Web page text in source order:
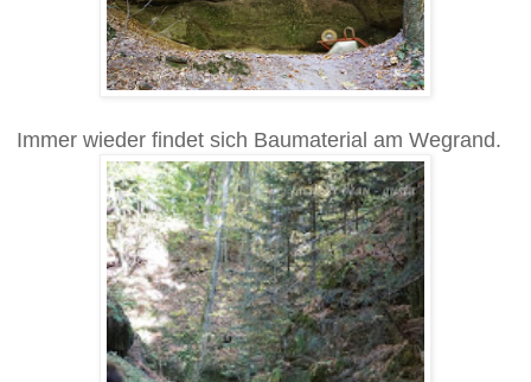
Immer wieder findet sich Baumaterial am Wegrand.